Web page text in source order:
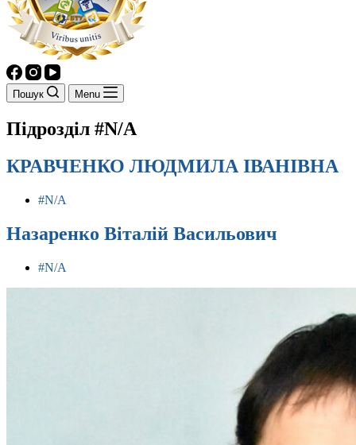
Пошук Menu
Підрозділ #N/A
КРАВЧЕНКО ЛЮДМИЛА ІВАНІВНА
#N/A
Назаренко Віталій Васильович
#N/A